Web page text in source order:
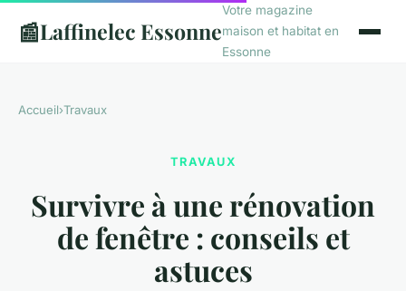
📰Laffinelec Essonne
Votre magazine
maison et habitat en
Essonne
Accueil›Travaux
TRAVAUX
Survivre à une rénovation
de fenêtre : conseils et
astuces